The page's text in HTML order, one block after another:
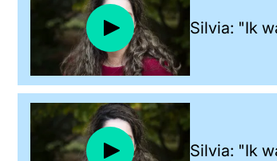
Silvia: "Ik
Silvia: "Ik